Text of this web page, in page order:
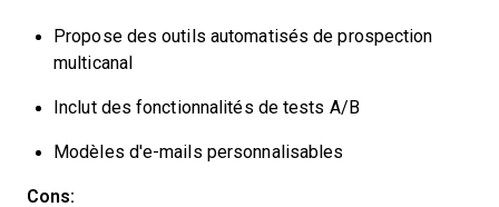
Propose des outils automatisés de prospection
multicanal
Inclut des fonctionnalités de tests A/B
Modèles d'e-mails personnalisables
Cons: